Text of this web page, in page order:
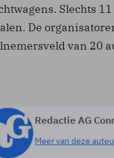
Slechts
De
van 20
Redactie AG
Meer van deze